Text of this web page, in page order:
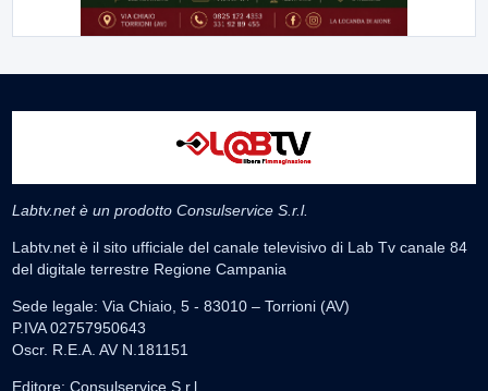
Labtv.net è un prodotto Consulservice S.r.l.
Labtv.net è il sito ufficiale del canale televisivo di Lab Tv canale 84
del digitale terrestre Regione Campania
Sede legale: Via Chiaio, 5 - 83010 – Torrioni (AV)
P.IVA 02757950643
Oscr. R.E.A. AV N.181151
Editore: Consulservice S.r.l.